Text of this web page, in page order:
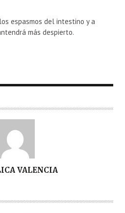
espasmos del intestino y a
más despierto.
VALENCIA